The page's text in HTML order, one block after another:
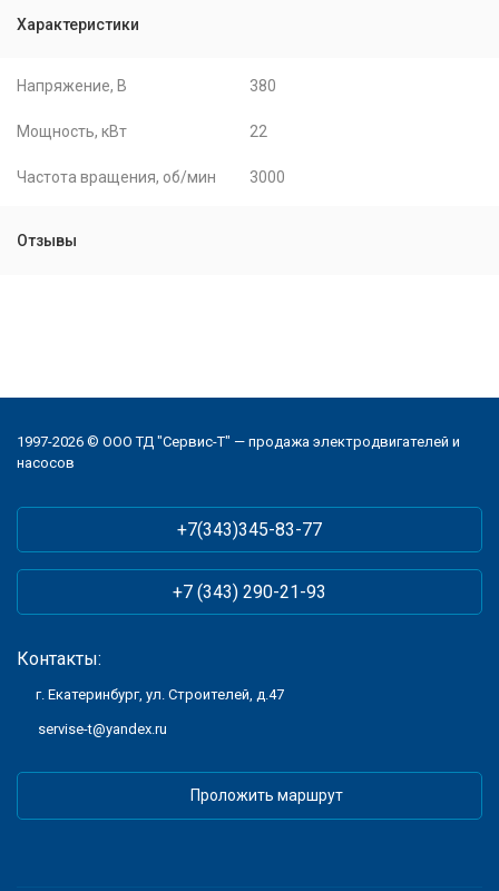
Характеристики
Напряжение, В 380
Мощность, кВт 22
Частота вращения, об/мин 3000
Отзывы
1997-2026 © ООО ТД "Сервис-Т" — продажа электродвигателей и
насосов
+7(343)345-83-77
+7 (343) 290-21-93
Контакты:
г. Екатеринбург, ул. Строителей, д.47
servise-t@yandex.ru
Проложить маршрут